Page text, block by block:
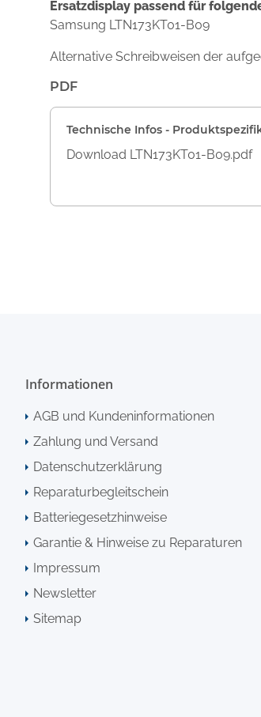
Ersatzdisplay passend für
Samsung LTN173KT01-B09
Alternative Schreibweisen der
PDF
Technische Infos -
Download LTN173KT01-B09.pdf
Informationen
AGB und Kundeninformationen
Zahlung und Versand
Datenschutzerklärung
Reparaturbegleitschein
Batteriegesetzhinweise
Garantie & Hinweise zu Reparaturen
Impressum
Newsletter
Sitemap